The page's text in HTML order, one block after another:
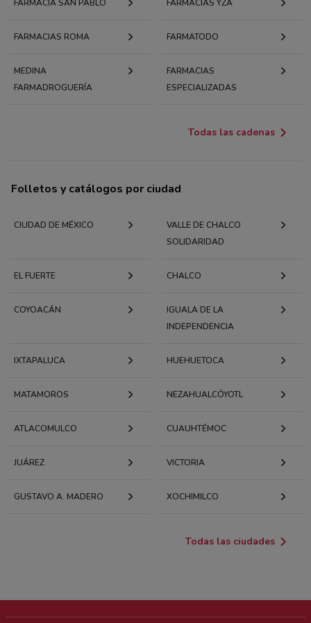
FARMACIA SAN PABLO FARMACIAS YZA
FARMACIAS ROMA FARMATODO
MEDINA
FARMADROGUERÍA
FARMACIAS
ESPECIALIZADAS
Todas las cadenas
Folletos y catálogos por ciudad
CIUDAD DE MÉXICO
VALLE DE CHALCO
SOLIDARIDAD
EL FUERTE CHALCO
COYOACÁN
IGUALA DE LA
INDEPENDENCIA
IXTAPALUCA HUEHUETOCA
MATAMOROS NEZAHUALCÓYOTL
ATLACOMULCO CUAUHTÉMOC
JUÁREZ VICTORIA
GUSTAVO A. MADERO XOCHIMILCO
Todas las ciudades